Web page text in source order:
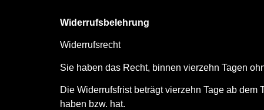
Widerrufsbelehrung
Widerrufsrecht
Sie haben das Recht, binnen vierzehn Tagen
Die Widerrufsfrist beträgt vierzehn Tage ab
haben bzw. hat.